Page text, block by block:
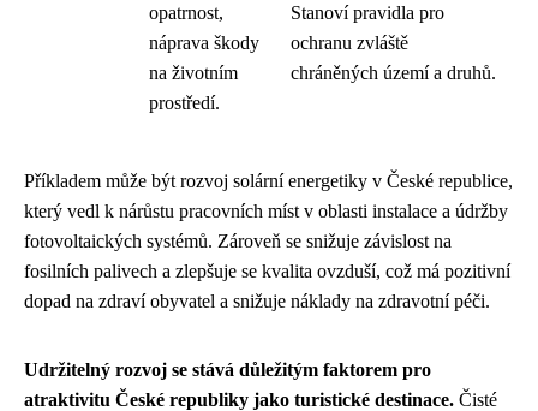
opatrnost,
náprava škody
na životním
prostředí.
Stanoví pravidla pro
ochranu zvláště
chráněných území a druhů.
Příkladem může být rozvoj solární energetiky v České republice,
který vedl k nárůstu pracovních míst v oblasti instalace a údržby
fotovoltaických systémů. Zároveň se snižuje závislost na
fosilních palivech a zlepšuje se kvalita ovzduší, což má pozitivní
dopad na zdraví obyvatel a snižuje náklady na zdravotní péči.
Udržitelný rozvoj se stává důležitým faktorem pro
atraktivitu České republiky jako turistické destinace. Čisté